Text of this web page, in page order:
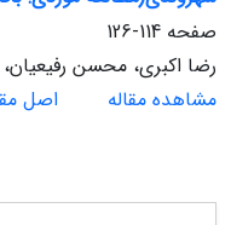
صفحه 114-126
رضا اکبری، محسن
مشاهده مقاله
اصل